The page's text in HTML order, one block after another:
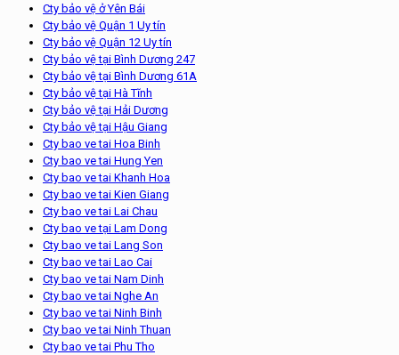
Cty bảo vệ ở Yên Bái
Cty bảo vệ Quận 1 Uy tín
Cty bảo vệ Quận 12 Uy tín
Cty bảo vệ tại Bình Dương 247
Cty bảo vệ tại Bình Dương 61A
Cty bảo vệ tại Hà Tĩnh
Cty bảo vệ tại Hải Dương
Cty bảo vệ tại Hậu Giang
Cty bao ve tai Hoa Binh
Cty bao ve tai Hung Yen
Cty bao ve tai Khanh Hoa
Cty bao ve tai Kien Giang
Cty bao ve tai Lai Chau
Cty bao ve tại Lam Dong
Cty bao ve tai Lang Son
Cty bao ve tai Lao Cai
Cty bao ve tai Nam Dinh
Cty bao ve tai Nghe An
Cty bao ve tai Ninh Binh
Cty bao ve tai Ninh Thuan
Cty bao ve tai Phu Tho